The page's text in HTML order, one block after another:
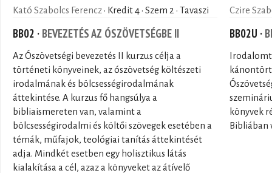
Kató Szabolcs Ferencz· Kredit 4 · Szem 2 · Tavaszi
BB02 · BEVEZETÉS AZ ÓSZÖVETSÉGBE II
Az Ószövetségi bevezetés II kurzus célja a
történeti könyveinek, az ószövetség költészeti
irodalmának és bölcsességirodalmának
áttekintése. A kurzus fő hangsúlya a
bibliaismereten van, valamint a
bölcsességirodalmi és költői szövegek esetében a
témák, műfajok, teológiai tanítás áttekintését
adja. Mindkét esetben egy holisztikus látás
kialakítása a cél, azaz a könyveket az átívelő
Czire
BB02U ·
könyvek
Bibliában